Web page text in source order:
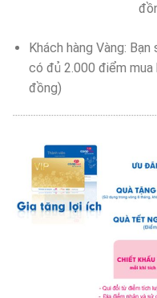
Khách hàng Vàng:
có đủ 2.000 điểm
đồng)